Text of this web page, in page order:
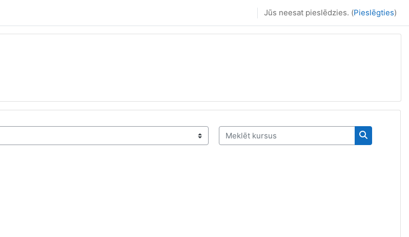
Jūs neesat pieslēdzies. (Pieslēgties)
Meklēt kursus
Meklēt